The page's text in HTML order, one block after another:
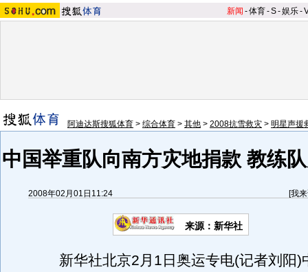
新闻 -体育-S-娱乐-
阿迪达斯搜狐体育 > 综合体育 > 其他 > 2008抗雪救灾 > 明星声援
中国举重队向南方灾地捐款 教练
2008年02月01日11:24 [我
来源：新华社
新华社北京2月1日奥运专电(记者刘阳)